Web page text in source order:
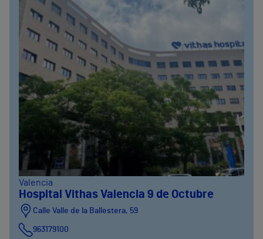
Valencia
Hospital Vithas Valencia 9 de Octubre
Calle Valle de la Ballestera, 59
963179100